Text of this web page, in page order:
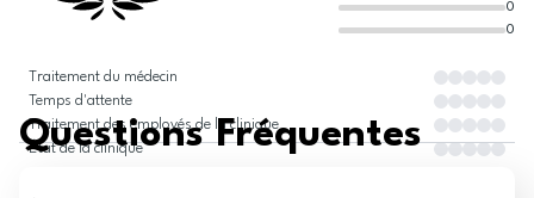
0
0
Traitement du médecin
Temps d'attente
Traitement des employés de la clinique
État de la clinique
Questions Fréquentes